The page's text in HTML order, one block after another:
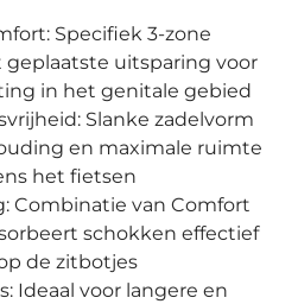
Specifiek 3-zone
uitsparing voor
in het genitale gebied
Slanke zadelvorm
en maximale ruimte
het fietsen
Combinatie van Comfort
schokken effectief
de zitbotjes
Ideaal voor langere en